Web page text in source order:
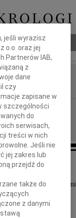
13.00
w
pogrzebowa
listopada 2009 roku
jeśli wyrazisz
o.o. oraz jej
Partnerów IAB,
z
dane
czy
zapisane w
szczególności
do
serwisach,
treści w nich
Jeśli nie
jej zakres lub
przejdź do
także do
z danymi